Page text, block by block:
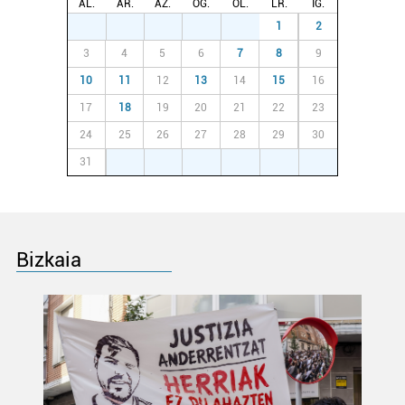
AL. AR. AZ. OG. OL. LR.
IG.
1 2
3 4 5 6 7 8 9
10 11 12 13 14 15 16
17 18 19 20 21 22 23
24 25 26 27 28 29 30
31
Bizkaia